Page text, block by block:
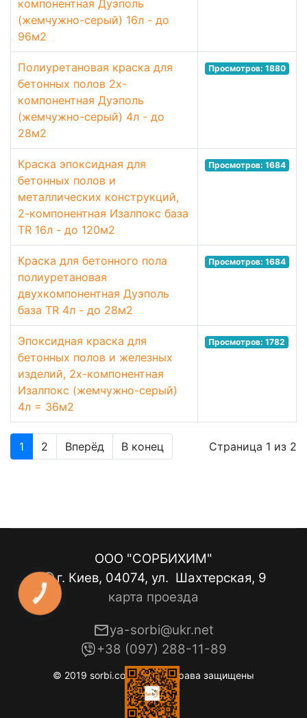
компонентная Дуэполь
(жемчужно-серый) 16л - до
96м2
Полиуретановая краска для
бетонных полов 2х-
компонентная Дуэполь
(жемчужно-серый) 4л - до
28м2
Просмотров: 1880
Краска эпоксидная для
бетонных полов и
металлических конструкций,
2-компонентная Изалпокс база
TR 16л - до 120м2
Просмотров: 1684
Краска для бетонного пола
полиуретановая
двухкомпонентная Дуэполь
база TR 4л - до 28м2
Просмотров: 1684
Эпоксидная краска для
бетонных полов и железных
изделий, 2х-компонентная
Изалпокс (жемчужно-серый)
4л = 36м2
Просмотров: 1782
1 2 Вперёд В конец Страница 1 из 2
ООО "СОРБИХИМ"
г. Киев, 04074, ул. Шахтерская, 9
карта проезда
© 2019 sorbi.com.ua. Все права защищены
ya-sorbi@ukr.net
+38 (097) 288-11-89
КНОПКА
ЗВ'ЯЗКУ